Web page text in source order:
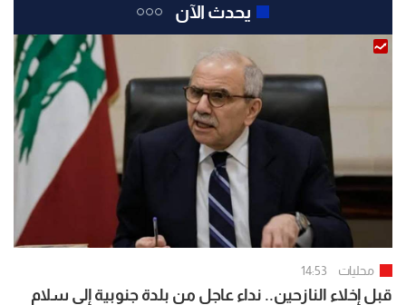
يحدث الآن
محليات 14:53
قبل إخلاء النازحين.. نداء عاجل من بلدة جنوبية إلى سلام